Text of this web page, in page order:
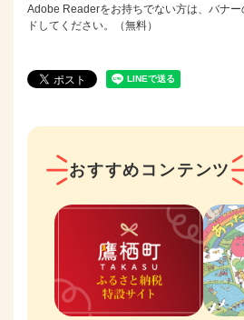
Adobe Readerをお持ちでない方は、バナ
ドしてください。（無料）
おすすめコンテンツ